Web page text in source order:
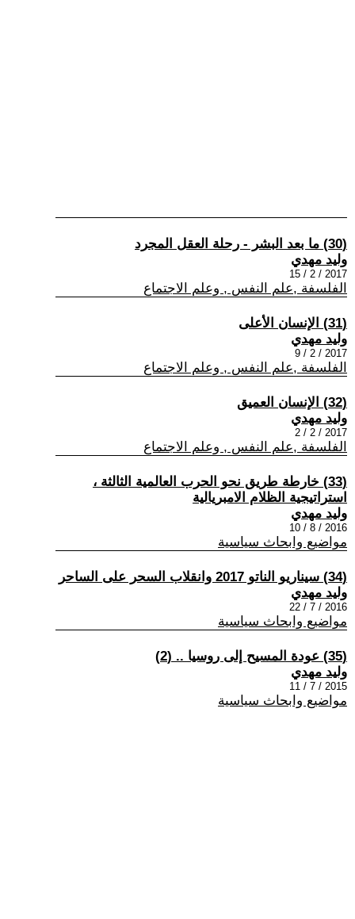
(30) ما بعد البشر - رحلة العقل المجرد
وليد مهدي
2017 / 2 / 15
الفلسفة ,علم النفس , وعلم الاجتماع
(31) الإنسان الأعلى
وليد مهدي
2017 / 2 / 9
الفلسفة ,علم النفس , وعلم الاجتماع
(32) الإنسان العميق
وليد مهدي
2017 / 2 / 2
الفلسفة ,علم النفس , وعلم الاجتماع
(33) خارطة طريق نحو الحرب العالمية الثالثة ،
استراتيجية الظلام الامبريالية
وليد مهدي
2016 / 8 / 10
مواضيع وابحاث سياسية
(34) سيناريو الناتو 2017 وانقلاب السحر على الساحر
وليد مهدي
2016 / 7 / 22
مواضيع وابحاث سياسية
(35) عودة المسيح إلى روسيا .. (2)
وليد مهدي
2015 / 7 / 11
مواضيع وابحاث سياسية